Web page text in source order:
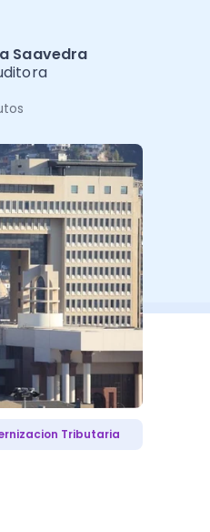
Saavedra
Tributaria